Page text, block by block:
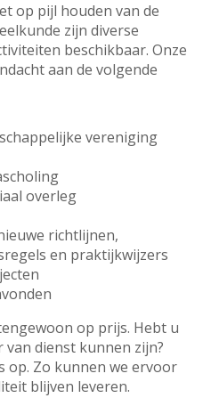
op pijl houden van de
zijn diverse
beschikbaar. Onze
aan de volgende
vereniging
overleg
richtlijnen,
en praktijkwijzers
op prijs. Hebt u
dienst kunnen zijn?
op. Zo kunnen we ervoor
blijven leveren.